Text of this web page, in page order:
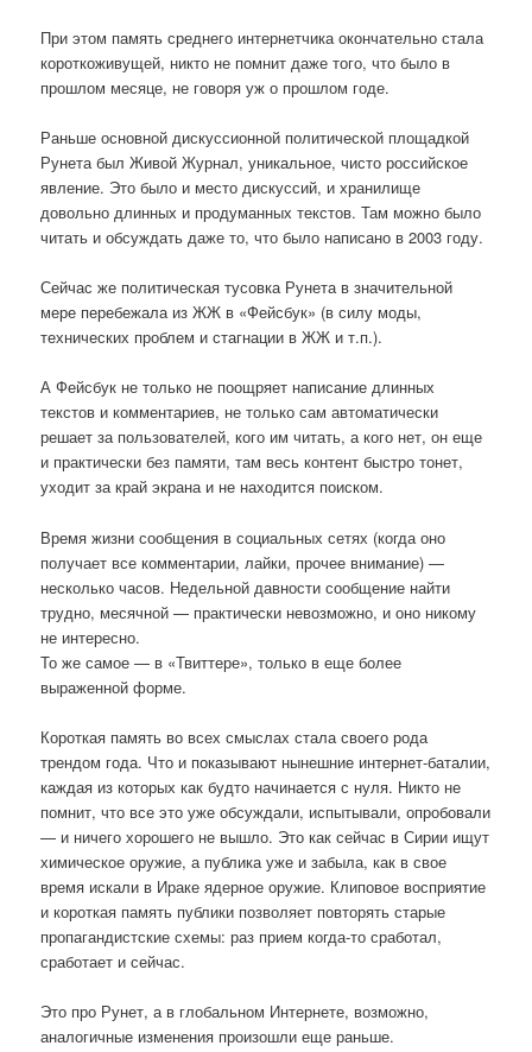
При этом память среднего интернетчика окончательно стала
короткоживущей, никто не помнит даже того, что было в
прошлом месяце, не говоря уж о прошлом годе.
Раньше основной дискуссионной политической площадкой
Рунета был Живой Журнал, уникальное, чисто российское
явление. Это было и место дискуссий, и хранилище
довольно длинных и продуманных текстов. Там можно было
читать и обсуждать даже то, что было написано в 2003 году.
Сейчас же политическая тусовка Рунета в значительной
мере перебежала из ЖЖ в «Фейсбук» (в силу моды,
технических проблем и стагнации в ЖЖ и т.п.).
А Фейсбук не только не поощряет написание длинных
текстов и комментариев, не только сам автоматически
решает за пользователей, кого им читать, а кого нет, он еще
и практически без памяти, там весь контент быстро тонет,
уходит за край экрана и не находится поиском.
Время жизни сообщения в социальных сетях (когда оно
получает все комментарии, лайки, прочее внимание) —
несколько часов. Недельной давности сообщение найти
трудно, месячной — практически невозможно, и оно никому
не интересно.
То же самое — в «Твиттере», только в еще более
выраженной форме.
Короткая память во всех смыслах стала своего рода
трендом года. Что и показывают нынешние интернет-баталии,
каждая из которых как будто начинается с нуля. Никто не
помнит, что все это уже обсуждали, испытывали, опробовали
— и ничего хорошего не вышло. Это как сейчас в Сирии ищут
химическое оружие, а публика уже и забыла, как в свое
время искали в Ираке ядерное оружие. Клиповое восприятие
и короткая память публики позволяет повторять старые
пропагандистские схемы: раз прием когда-то сработал,
сработает и сейчас.
Это про Рунет, а в глобальном Интернете, возможно,
аналогичные изменения произошли еще раньше.